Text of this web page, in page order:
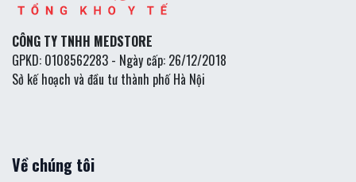
CÔNG TY TNHH MEDSTORE
GPKD: 0108562283 - Ngày cấp: 26/12/2018
Sở kế hoạch và đầu tư thành phố Hà Nội
Về chúng tôi